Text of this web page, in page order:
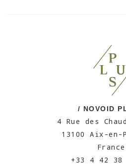
/ NOVOID
4 Rue des
13100 Aix-en-
France
+33 4 42 38